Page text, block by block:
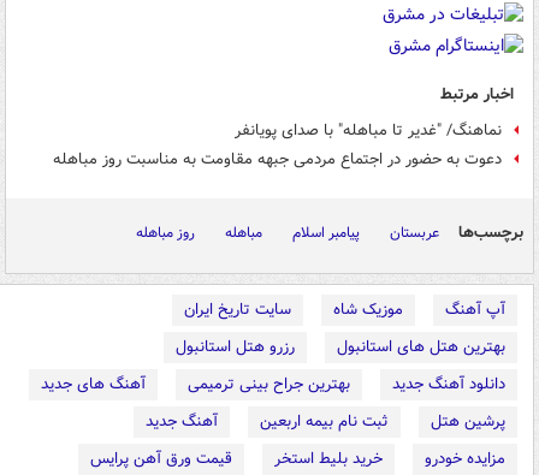
اخبار مرتبط
نماهنگ/ "غدیر تا مباهله" با صدای پویانفر
دعوت به حضور در اجتماع مردمی جبهه مقاومت به مناسبت روز مباهله
برچسب‌ها عربستان پیامبر اسلام مباهله روز مباهله
آپ آهنگ موزیک شاه
سایت تاریخ ایران
بهترین هتل های استانبول
رزرو هتل استانبول
دانلود آهنگ جدید
بهترین جراح بینی ترمیمی
آهنگ های جدید
پرشین هتل
ثبت نام بیمه اربعین
آهنگ جدید
مزایده خودرو
خرید بلیط استخر
قیمت ورق آهن پرایس